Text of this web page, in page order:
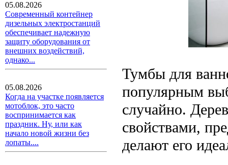
05.08.2026
Современный контейнер
дизельных электростанций
обеспечивает надежную
защиту оборудования от
внешних воздействий,
однако...
05.08.2026
Когда на участке появляется
мотоблок, это часто
воспринимается как
праздник. Ну, или как
начало новой жизни без
лопаты....
Тумбы для
популярным
случайно.
свойствами,
делают его